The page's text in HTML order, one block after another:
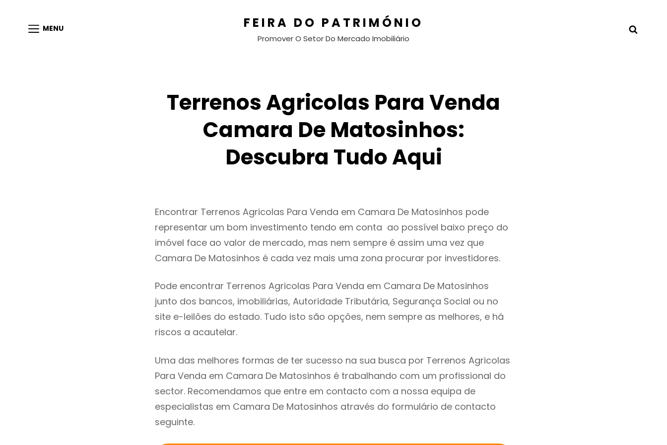
MENU FEIRA DO PATRIMÓNIO
Promover O Setor Do Mercado Imobiliário
Terrenos Agricolas Para Venda
Camara De Matosinhos:
Descubra Tudo Aqui
Encontrar Terrenos Agricolas Para Venda em Camara De Matosinhos pode
representar um bom investimento tendo em conta ao possível baixo preço do
imóvel face ao valor de mercado, mas nem sempre é assim uma vez que
Camara De Matosinhos é cada vez mais uma zona procurar por investidores.
Pode encontrar Terrenos Agricolas Para Venda em Camara De Matosinhos
junto dos bancos, imobiliárias, Autoridade Tributária, Segurança Social ou no
site e-leilões do estado. Tudo isto são opções, nem sempre as melhores, e há
riscos a acautelar.
Uma das melhores formas de ter sucesso na sua busca por Terrenos Agricolas
Para Venda em Camara De Matosinhos é trabalhando com um profissional do
sector. Recomendamos que entre em contacto com a nossa equipa de
especialistas em Camara De Matosinhos através do formulário de contacto
seguinte.